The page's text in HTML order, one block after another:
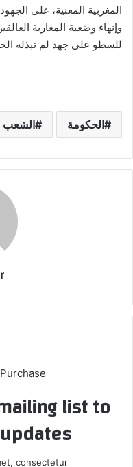
المغربية المعنية، على
وإنهاء وضعية المغاربة
للسطو على جهد لم تبذله
الحكومة الشعب
list to
consectetur.